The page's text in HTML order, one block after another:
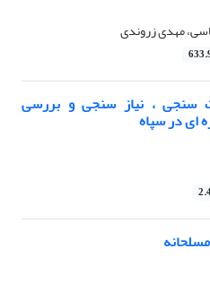
مهدی زروندی
سنجی ، نیاز سنجی و بررسی
ای در سپاه